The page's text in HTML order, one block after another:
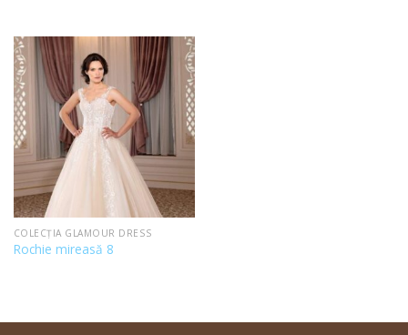
COLECȚIA GLAMOUR DRESS
Rochie mireasă 8